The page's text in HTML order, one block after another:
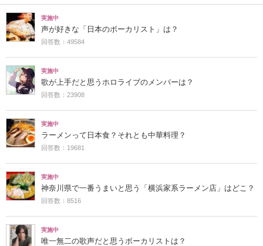
実施中
声が好きな「日本のボーカリスト」は？
回答数：49584
実施中
歌が上手だと思うホロライブのメンバーは？
回答数：23908
実施中
ラーメンって日本食？それとも中華料理？
回答数：19681
実施中
神奈川県で一番うまいと思う「横浜家系ラーメン店」はどこ？
回答数：8516
実施中
唯一無二の歌声だと思うボーカリストは？